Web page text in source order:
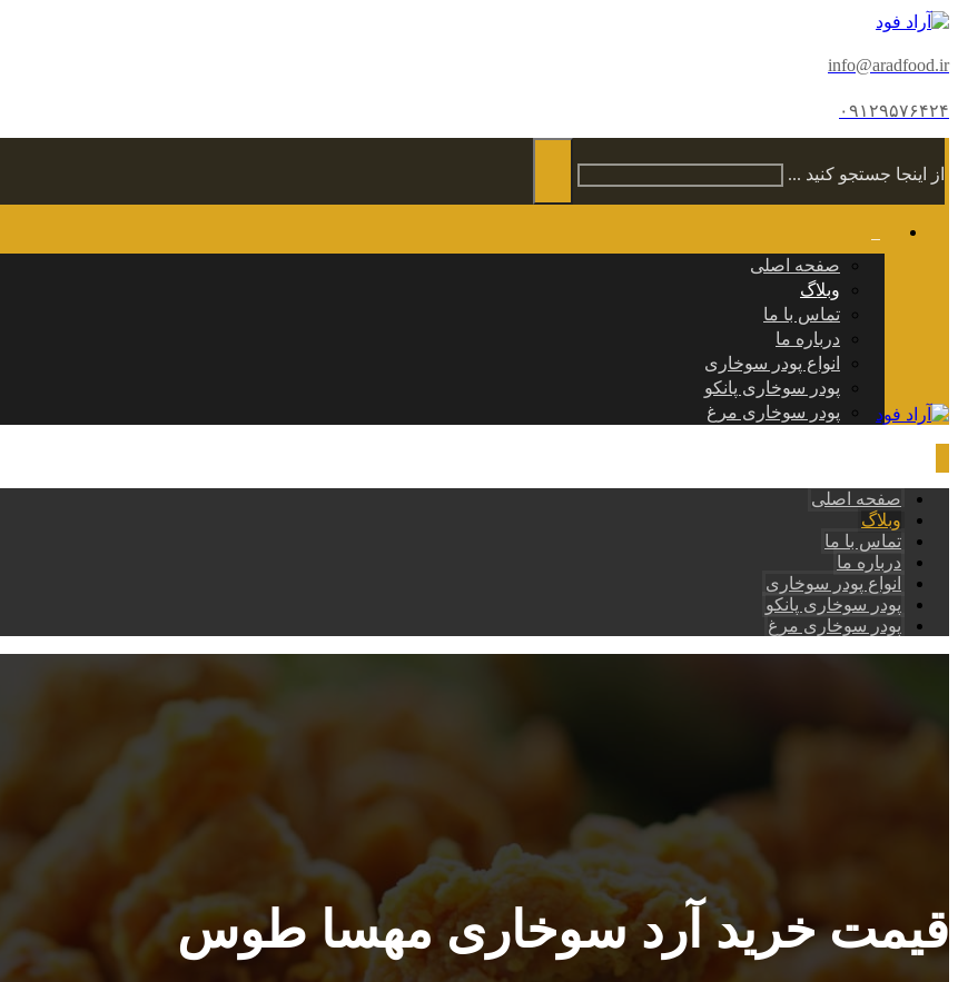
info@aradfood.ir
۰۹۱۲۹۵۷۶۴۲۴
از اینجا جستجو کنید ...
صفحه اصلی
وبلاگ
تماس با ما
درباره ما
انواع پودر سوخاری
پودر سوخاری پانکو
پودر سوخاری مرغ
صفحه اصلی
وبلاگ
تماس با ما
درباره ما
انواع پودر سوخاری
پودر سوخاری پانکو
پودر سوخاری مرغ
قیمت خرید آرد سوخاری مهسا طوس